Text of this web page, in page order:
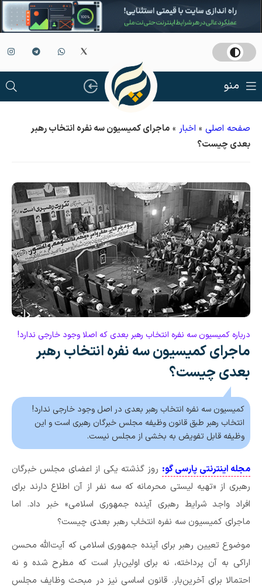
منو
صفحه اصلی » اخبار » ماجرای کمیسیون سه نفره انتخاب رهبر
بعدی چیست؟
درباره کمیسیون سه نفره انتخاب رهبر بعدی که اصلا وجود خارجی ندارد!
ماجرای کمیسیون سه نفره انتخاب رهبر
بعدی چیست؟
کمیسیون سه نفره انتخاب رهبر بعدی در اصل وجود خارجی ندارد!
انتخاب رهبر طبق قانون وظیفه مجلس خبرگان رهبری است و این
وظیفه قابل تفویض به بخشی از مجلس نیست.
مجله اینترنتی پارسی گو: روز گذشته یکی از اعضای مجلس خبرگان
رهبری از «تهیه لیستی محرمانه که سه نفر از آن اطلاع دارند برای
افراد واجد شرایط رهبری آینده جمهوری اسلامی» خبر داد. اما
ماجرای کمیسیون سه نفره انتخاب رهبر بعدی چیست؟
موضوع تعیین رهبر برای آینده جمهوری اسلامی که آیت‌الله محسن
اراکی به آن پرداخته، نه برای اولین‌بار است که مطرح شده و نه
احتمالا برای آخرین‌بار. قانون اساسی نیز در مبحث وظایف مجلس